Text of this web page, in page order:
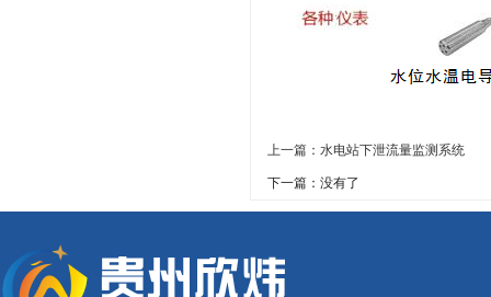
上一篇：水电站下泄流量监测系统
下一篇：没有了